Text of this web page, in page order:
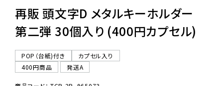
06-6282-7659
再販 頭文字D メタルキーホルダー
第二弾 30個入り (400円カプセル)
POP（台紙)付き
カプセル入り
400円商品
発送A